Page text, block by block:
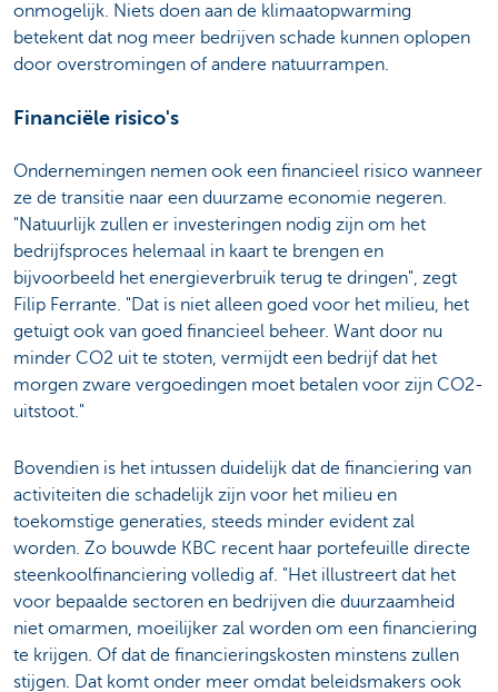
onmogelijk. Niets doen aan de klimaatopwarming
betekent dat nog meer bedrijven schade kunnen oplopen
door overstromingen of andere natuurrampen.
Financiële risico's
Ondernemingen nemen ook een financieel risico wanneer
ze de transitie naar een duurzame economie negeren.
"Natuurlijk zullen er investeringen nodig zijn om het
bedrijfsproces helemaal in kaart te brengen en
bijvoorbeeld het energieverbruik terug te dringen", zegt
Filip Ferrante. "Dat is niet alleen goed voor het milieu, het
getuigt ook van goed financieel beheer. Want door nu
minder CO2 uit te stoten, vermijdt een bedrijf dat het
morgen zware vergoedingen moet betalen voor zijn CO2-
uitstoot."
Bovendien is het intussen duidelijk dat de financiering van
activiteiten die schadelijk zijn voor het milieu en
toekomstige generaties, steeds minder evident zal
worden. Zo bouwde KBC recent haar portefeuille directe
steenkoolfinanciering volledig af. "Het illustreert dat het
voor bepaalde sectoren en bedrijven die duurzaamheid
niet omarmen, moeilijker zal worden om een financiering
te krijgen. Of dat de financieringskosten minstens zullen
stijgen. Dat komt onder meer omdat beleidsmakers ook